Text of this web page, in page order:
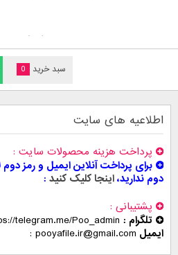
سبد خرید 0
اطلاعیه های سایت
پرداخت هزینه محصولات سایت
برای پرداخت آنلاین ایمیل و رمز
دوم ندارید،اینجا کلیک کنید
پشتیبانی
تلگرام : telegram.me/Poo_admin
ایمیل pooyafile.ir@gmail.com